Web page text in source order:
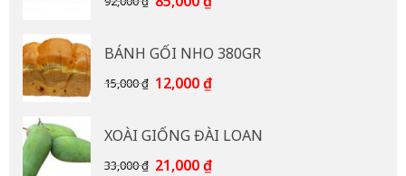
92,000 ₫.là:
85,000 ₫.
BÁNH GỐI NHO 380GR
15,000₫ Giá
15,000 ₫.
12,000₫Giá
là:
12,000 ₫.
XOÀI GIỐNG ĐÀI LOAN
33,000₫ Giá
21,000₫Giá